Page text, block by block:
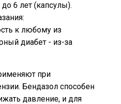
6 лет (капсулы).
к любому из
диабет - из-за
при
Бендазол способен
давление, и для